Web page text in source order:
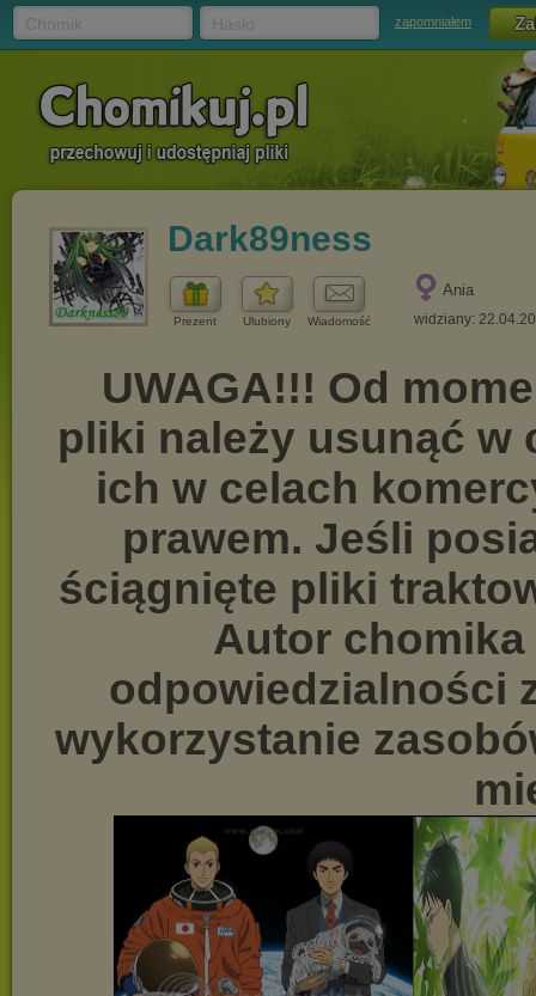
zapomniałem
Dark89ness
Prezent Ulubiony Wiadomość
Ania
widziany: